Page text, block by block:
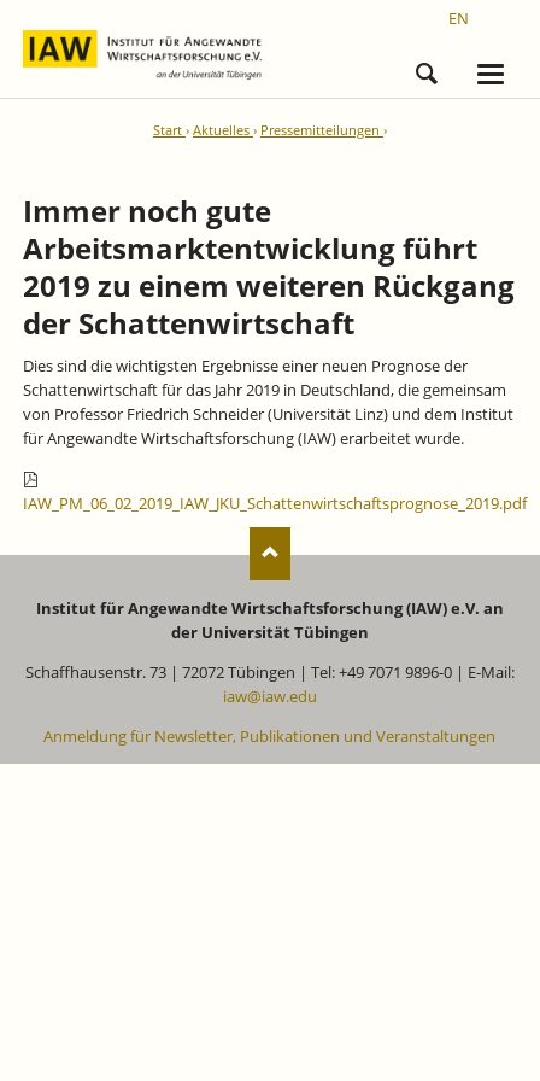
EN
Start Aktuelles Pressemitteilungen
Immer noch gute
Arbeitsmarktentwicklung führt
2019 zu einem weiteren Rückgang
der Schattenwirtschaft
Dies sind die wichtigsten Ergebnisse einer neuen Prognose der
Schattenwirtschaft für das Jahr 2019 in Deutschland, die gemeinsam
von Professor Friedrich Schneider (Universität Linz) und dem Institut
für Angewandte Wirtschaftsforschung (IAW) erarbeitet wurde.
IAW_PM_06_02_2019_IAW_JKU_Schattenwirtschaftsprognose_2019.pdf
Institut für Angewandte Wirtschaftsforschung (IAW) e.V. an
der Universität Tübingen
Schaffhausenstr. 73 | 72072 Tübingen | Tel: +49 7071 9896-0 | E-Mail:
iaw@iaw.edu
Anmeldung für Newsletter, Publikationen und Veranstaltungen